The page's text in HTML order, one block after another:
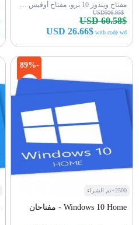
مفتاح ويندوز 10 برو، مفتاح أوفيس 2016 برو
USD506.95$
USD 60.58$
USD 26.66$with code wd
-89%
2500+تم الشراء
Windows 10 Home - مفتاحان